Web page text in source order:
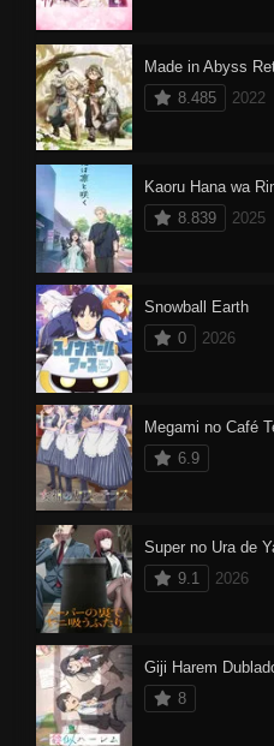
Made in Abyss
8.485
2022
Kaoru Hana wa
8.839
2025
Snowball Earth
0
2026
Megami no Café
6.9
Super no Ura de
9.1
2026
Giji Harem
8